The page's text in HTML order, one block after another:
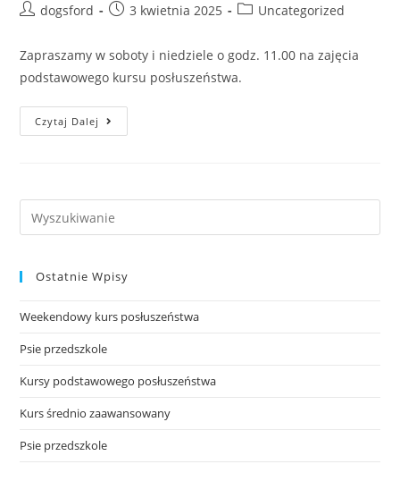
Postdogsford
Post3 kwietnia 2025
PostUncategorized
Zapraszamy w soboty i niedziele o godz. 11.00 na zajęcia
podstawowego kursu posłuszeństwa.
Czytaj Dalej Weekendowy
Kurs
Search
this
Ostatnie Wpisy
Weekendowy kurs posłuszeństwa
Psie przedszkole
Kursy podstawowego posłuszeństwa
Kurs średnio zaawansowany
Psie przedszkole